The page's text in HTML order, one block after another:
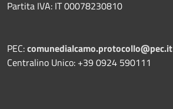
Partita IVA: IT 00078230810
PEC:comunedialcamo.protocollo@pec.it
Centralino Unico: +39 0924 590111